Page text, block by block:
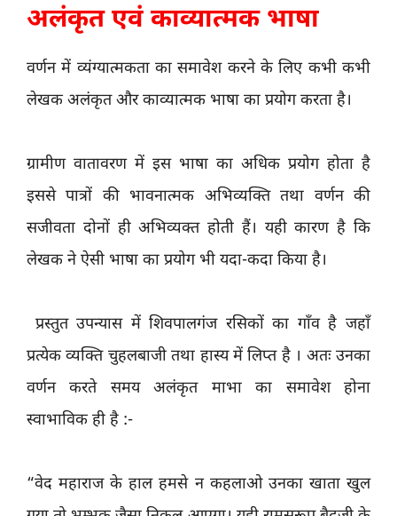
अलंकृत एवं काव्यात्मक भाषा
वर्णन में व्यंग्यात्मकता का समावेश करने के लिए कभी कभी
लेखक अलंकृत और काव्यात्मक भाषा का प्रयोग करता है।
ग्रामीण वातावरण में इस भाषा का अधिक प्रयोग होता है
इससे पात्रों की भावनात्मक अभिव्यक्ति तथा वर्णन की
सजीवता दोनों ही अभिव्यक्त होती हैं। यही कारण है कि
लेखक ने ऐसी भाषा का प्रयोग भी यदा-कदा किया है।
प्रस्तुत उपन्यास में शिवपालगंज रसिकों का गाँव है जहाँ
प्रत्येक व्यक्ति चुहलबाजी तथा हास्य में लिप्त है । अतः उनका
वर्णन करते समय अलंकृत माभा का समावेश होना
स्वाभाविक ही है :-
“वेद महाराज के हाल हमसे न कहलाओ उनका खाता खुल